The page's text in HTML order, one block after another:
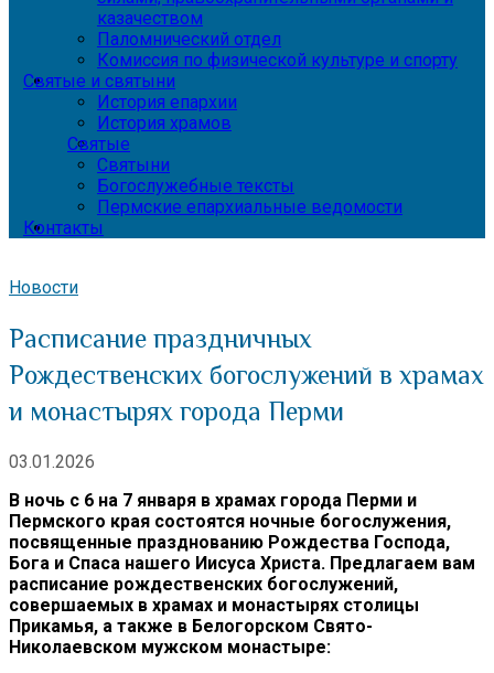
казачеством
Паломнический отдел
Комиссия по физической культуре и спорту
Святые и святыни
История епархии
История храмов
Святые
Святыни
Богослужебные тексты
Пермские епархиальные ведомости
Контакты
Новости
Расписание праздничных
Рождественских богослужений в храмах
и монастырях города Перми
03.01.2026
В ночь с 6 на 7 января в храмах города Перми и
Пермского края состоятся ночные богослужения,
посвященные празднованию Рождества Господа,
Бога и Спаса нашего Иисуса Христа. Предлагаем вам
расписание рождественских богослужений,
совершаемых в храмах и монастырях столицы
Прикамья, а также в Белогорском Свято-
Николаевском мужском монастыре: